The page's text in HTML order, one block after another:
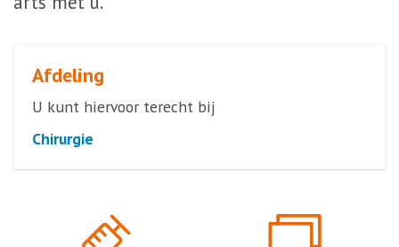
Afdeling
U kunt hiervoor terecht bij
Chirurgie